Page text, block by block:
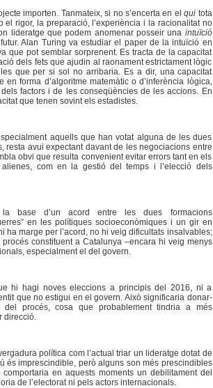
importen. Tanmateix, si no s’encerta en elqui tota
el rigor, la preparació, l’experiència i la racionalitat no
lideratge que podem anomenar posseir una intuïció
Alan Turing va estudiar el paper de la intuïció en
que pot semblar sorprenent. Es tracta de la capacitat
dels fets que ajudin al raonament estrictament lògic
que per si sol no arribaria. Es a dir, una capacitat
forma d’algoritme matemàtic o d’inferència lògica,
factors i de les conseqüències de les accions. En
que tenen sovint els estadistes.
aquells que han votat alguna de les dues
resta avui expectant davant de les negociacions entre
obvi que resulta convenient evitar errors tant en els
com en la gestió del temps i l’elecció dels
base d’un acord entre les dues formacions
en les polítiques socioeconòmiques i un gir en
ha marge per l’acord, no hi veig dificultats insalvables;
constituent a Catalunya –encara hi veig menys
especialment el del govern.
hi hagi noves eleccions a principis del 2016, ni a
que no estigui en el govern. Això significaria donar-
procés, cosa que probablement tindria a més
direcció.
política com l’actual triar un lideratge dotat de
és imprescindible, però alguns son més prescindibles
en aquests moments un debilitament del
de l’electorat ni pels actors internacionals.